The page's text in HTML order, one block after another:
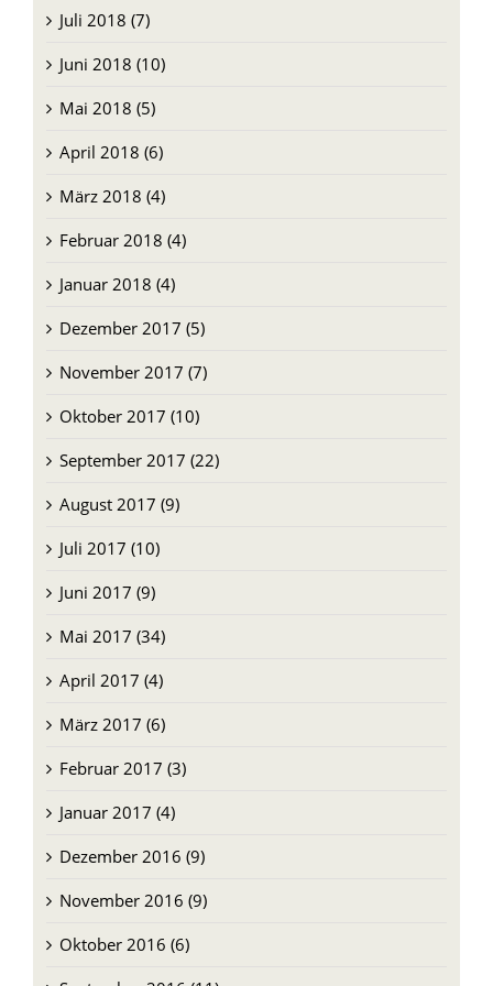
Juli 2018 (7)
Juni 2018 (10)
Mai 2018 (5)
April 2018 (6)
März 2018 (4)
Februar 2018 (4)
Januar 2018 (4)
Dezember 2017 (5)
November 2017 (7)
Oktober 2017 (10)
September 2017 (22)
August 2017 (9)
Juli 2017 (10)
Juni 2017 (9)
Mai 2017 (34)
April 2017 (4)
März 2017 (6)
Februar 2017 (3)
Januar 2017 (4)
Dezember 2016 (9)
November 2016 (9)
Oktober 2016 (6)